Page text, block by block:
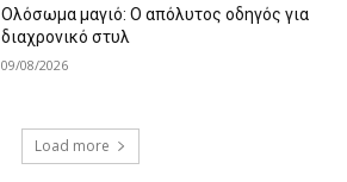
Ολόσωμα μαγιό: Ο απόλυτος οδηγός για
διαχρονικό στυλ
09/08/2026
Load more